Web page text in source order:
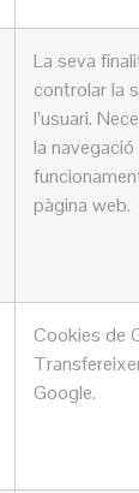
La seva
controlar la
l’usuari.
la navegació
pàgina web.
Cookies de
Google.